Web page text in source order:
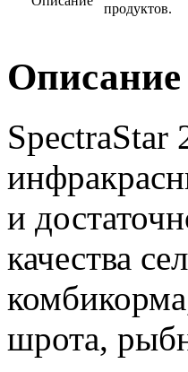
продуктов.
Описание
SpectraStar
и
качества
шрота,